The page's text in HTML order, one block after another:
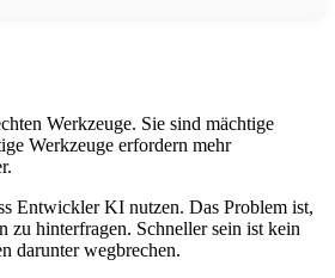
Werkzeuge. Sie sind mächtige
Werkzeuge erfordern mehr
Entwickler KI nutzen. Das Problem ist,
zu hinterfragen. Schneller sein ist kein
darunter wegbrechen.